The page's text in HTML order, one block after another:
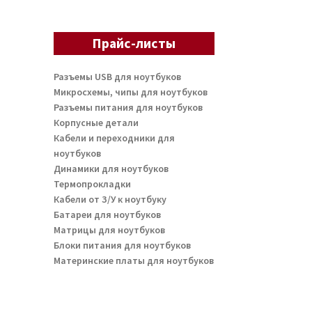
Прайс-листы
Разъемы USB для ноутбуков
Микросхемы, чипы для ноутбуков
Разъемы питания для ноутбуков
Корпусные детали
Кабели и переходники для
ноутбуков
Динамики для ноутбуков
Термопрокладки
Кабели от З/У к ноутбуку
Батареи для ноутбуков
Матрицы для ноутбуков
Блоки питания для ноутбуков
Материнские платы для ноутбуков